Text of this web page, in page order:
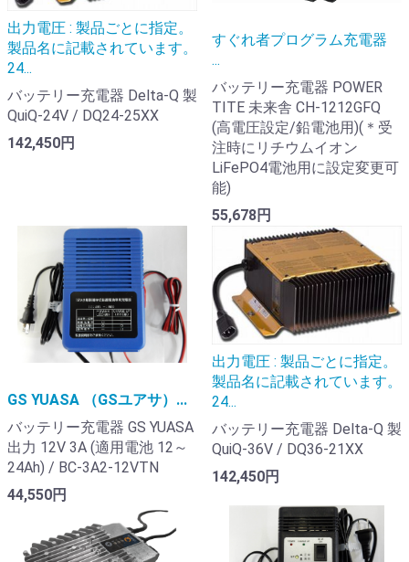
出力電圧 : 製品ごとに指定。
製品名に記載されています。
24...
バッテリー充電器 Delta-Q 製
QuiQ-24V / DQ24-25XX
142,450円
すぐれ者プログラム充電器
...
バッテリー充電器 POWER
TITE 未来舎 CH-1212GFQ
(高電圧設定/鉛電池用)(＊受
注時にリチウムイオン
LiFePO4電池用に設定変更可
能)
55,678円
GS YUASA （GSユアサ）...
バッテリー充電器 GS YUASA
出力 12V 3A (適用電池 12～
24Ah) / BC-3A2-12VTN
44,550円
出力電圧 : 製品ごとに指定。
製品名に記載されています。
24...
バッテリー充電器 Delta-Q 製
QuiQ-36V / DQ36-21XX
142,450円